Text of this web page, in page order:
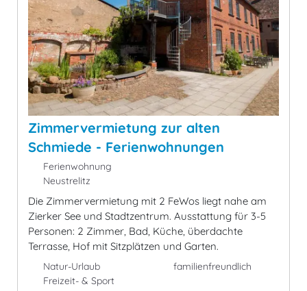
Zimmervermietung zur alten
Schmiede - Ferienwohnungen
Ferienwohnung
Neustrelitz
Die Zimmervermietung mit 2 FeWos liegt nahe am
Zierker See und Stadtzentrum. Ausstattung für 3-5
Personen: 2 Zimmer, Bad, Küche, überdachte
Terrasse, Hof mit Sitzplätzen und Garten.
Natur-Urlaub
Freizeit- & Sport
familienfreundlich